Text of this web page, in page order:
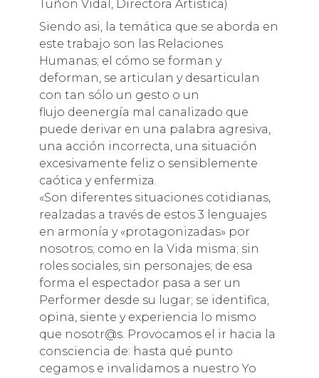
Tuñón Vidal, Directora Artística)
Siendo asi, la temática que se aborda en
este trabajo son las Relaciones
Humanas; el cómo se forman y
deforman, se articulan y desarticulan
con tan sólo un gesto o un
flujo deenergía mal canalizado que
puede derivar en una palabra agresiva,
una acción incorrecta, una situación
excesivamente feliz o sensiblemente
caótica y enfermiza.
«Son diferentes situaciones cotidianas,
realzadas a través de estos 3 lenguajes
en armonía y «protagonizadas» por
nosotros; como en la Vida misma; sin
roles sociales, sin personajes; de esa
forma el espectador pasa a ser un
Performer desde su lugar; se identifica,
opina, siente y experiencia lo mismo
que nosotr@s. Provocamos el ir hacia la
consciencia de: hasta qué punto
cegamos e invalidamos a nuestro Yo